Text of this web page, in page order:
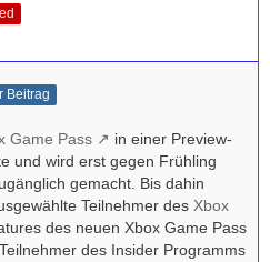
Beitrag
Game Pass
in einer Preview-
und wird erst gegen Frühling
gemacht. Bis dahin
Teilnehmer des Xbox
des neuen Xbox Game Pass
des Insider Programms